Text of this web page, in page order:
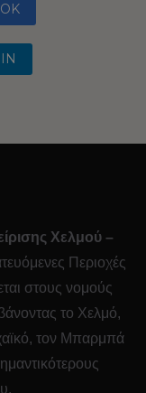
Χελμού –
Περιοχές
στους νομούς
το Χελμό,
τον Μπαρμπά